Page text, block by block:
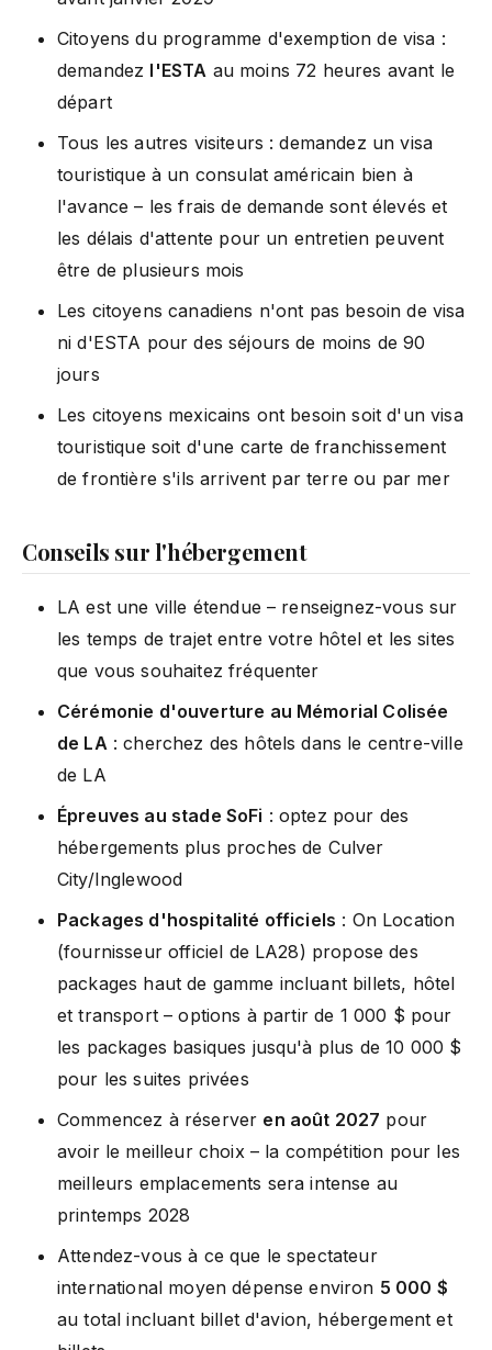
Citoyens du programme d'exemption de visa :
demandez l'ESTA au moins 72 heures avant le
départ
Tous les autres visiteurs : demandez un visa
touristique à un consulat américain bien à
l'avance – les frais de demande sont élevés et
les délais d'attente pour un entretien peuvent
être de plusieurs mois
Les citoyens canadiens n'ont pas besoin de visa
ni d'ESTA pour des séjours de moins de 90
jours
Les citoyens mexicains ont besoin soit d'un visa
touristique soit d'une carte de franchissement
de frontière s'ils arrivent par terre ou par mer
Conseils sur l'hébergement
LA est une ville étendue – renseignez-vous sur
les temps de trajet entre votre hôtel et les sites
que vous souhaitez fréquenter
Cérémonie d'ouverture au Mémorial Colisée
de LA : cherchez des hôtels dans le centre-ville
de LA
Épreuves au stade SoFi : optez pour des
hébergements plus proches de Culver
City/Inglewood
Packages d'hospitalité officiels : On Location
(fournisseur officiel de LA28) propose des
packages haut de gamme incluant billets, hôtel
et transport – options à partir de 1 000 $ pour
les packages basiques jusqu'à plus de 10 000 $
pour les suites privées
Commencez à réserver en août 2027 pour
avoir le meilleur choix – la compétition pour les
meilleurs emplacements sera intense au
printemps 2028
Attendez-vous à ce que le spectateur
international moyen dépense environ 5 000 $
au total incluant billet d'avion, hébergement et